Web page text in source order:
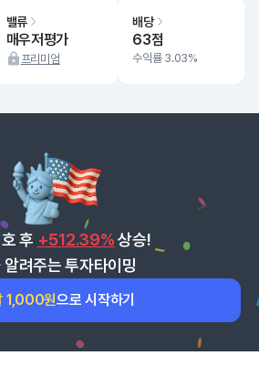
밸류
매우저평가
프리미엄
배당
63점
수익률 3.03%
후 +512.39% 상승!
알려주는 투자타이밍
1,000원으로 시작하기